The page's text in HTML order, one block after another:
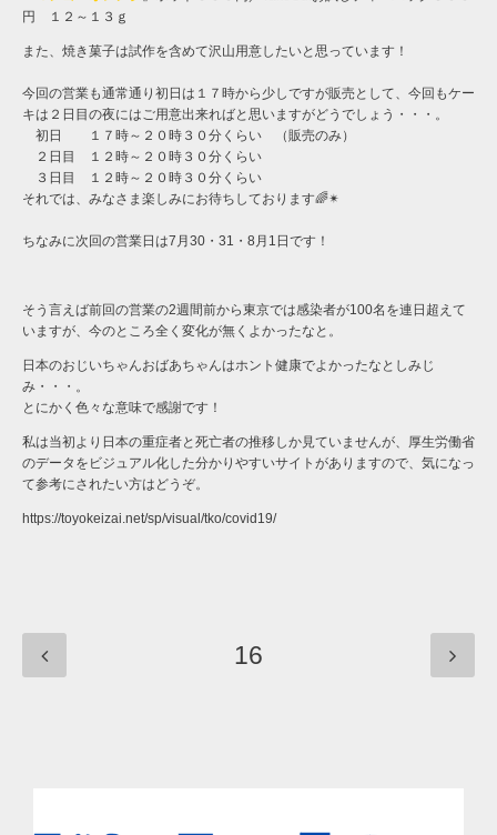
円 １２～１３ｇ
また、焼き菓子は試作を含めて沢山用意したいと思っています！
今回の営業も通常通り初日は１７時から少しですが販売として、今回もケー
キは２日目の夜にはご用意出来ればと思いますがどうでしょう・・・。
初日 １７時～２０時３０分くらい （販売のみ）
２日目 １２時～２０時３０分くらい
３日目 １２時～２０時３０分くらい
それでは、みなさま楽しみにお待ちしております🌈✴︎
ちなみに次回の営業日は7月30・31・8月1日です！
そう言えば前回の営業の2週間前から東京では感染者が100名を連日超えて
いますが、今のところ全く変化が無くよかったなと。
日本のおじいちゃんおばあちゃんはホント健康でよかったなとしみじ
み・・・。
とにかく色々な意味で感謝です！
私は当初より日本の重症者と死亡者の推移しか見ていませんが、厚生労働省
のデータをビジュアル化した分かりやすいサイトがありますので、気になっ
て参考にされたい方はどうぞ。
https://toyokeizai.net/sp/visual/tko/covid19/
16